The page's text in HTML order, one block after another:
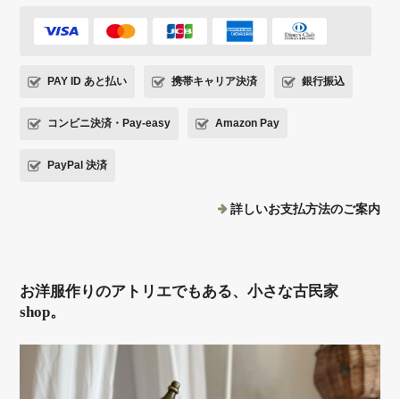
PAY ID あと払い 携帯キャリア決済 銀行振込
コンビニ決済・Pay-easy Amazon Pay
PayPal 決済
詳しいお支払方法のご案内
お洋服作りのアトリエでもある、小さな古民家
shop。